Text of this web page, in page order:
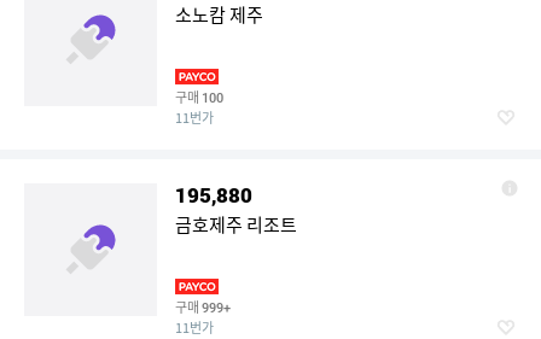
소노캄 제주
구매 100
11번가
195,880
금호제주 리조트
구매 999+
11번가